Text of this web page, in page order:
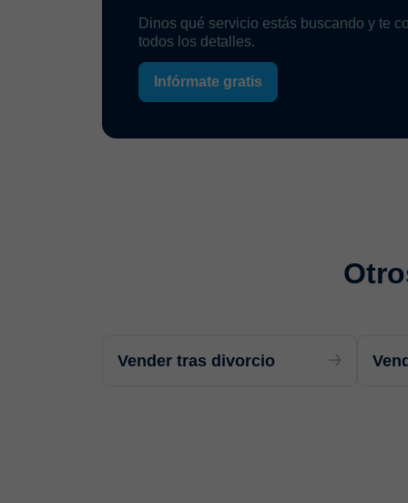
Dinos qué servicio estás buscando y te
todos los detalles.
Infórmate gratis
Vender tras divorcio